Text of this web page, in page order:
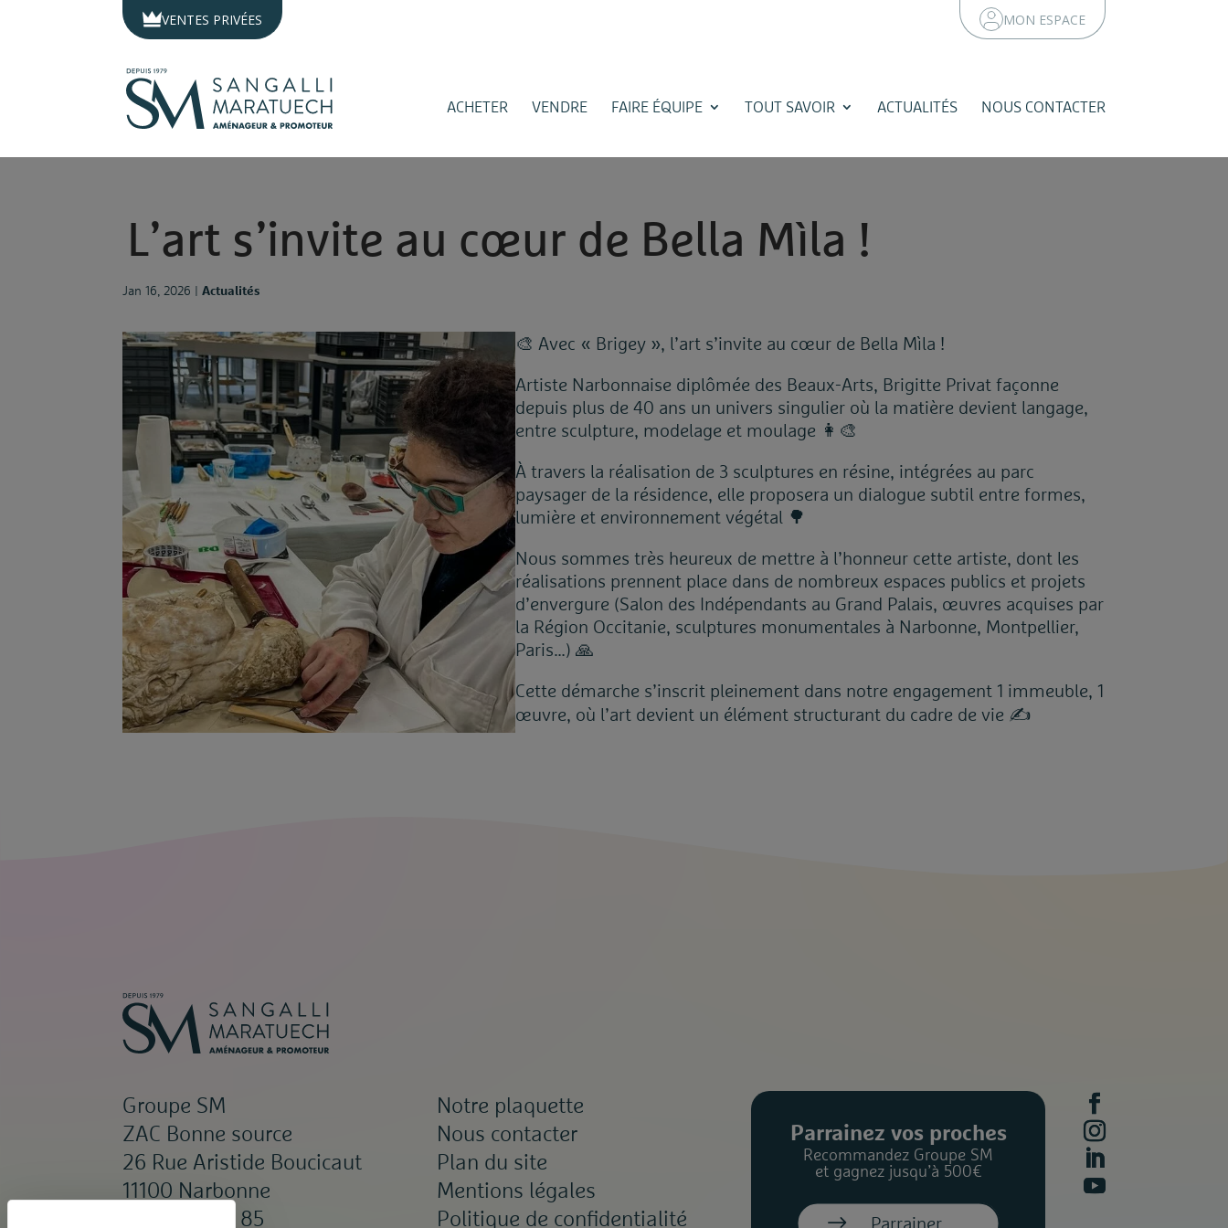
Panneau de gestion des cookiesVENTES PRIVÉES MON ESPACE
ACHETER VENDRE FAIRE ÉQUIPE TOUT SAVOIR ACTUALITÉS NOUS CONTACTER
L’art s’invite au cœur de Bella Mìla !
Jan 16, 2026 |Actualités
🎨 Avec « Brigey », l’art s’invite au cœur de Bella Mìla !
Artiste Narbonnaise diplômée des Beaux-Arts, Brigitte Privat façonne
depuis plus de 40 ans un univers singulier où la matière devient langage,
entre sculpture, modelage et moulage 👩‍🎨
À travers la réalisation de 3 sculptures en résine, intégrées au parc
paysager de la résidence, elle proposera un dialogue subtil entre formes,
lumière et environnement végétal 🌳
Nous sommes très heureux de mettre à l’honneur cette artiste, dont les
réalisations prennent place dans de nombreux espaces publics et projets
d’envergure (Salon des Indépendants au Grand Palais, œuvres acquises par
la Région Occitanie, sculptures monumentales à Narbonne, Montpellier,
Paris…) 🙏
Cette démarche s’inscrit pleinement dans notre engagement 1 immeuble, 1
œuvre, où l’art devient un élément structurant du cadre de vie ✍
Groupe SM
ZAC Bonne source
26 Rue Aristide Boucicaut
11100 Narbonne
04 68 65 85 85
Notre plaquette
Nous contacter
Plan du site
Mentions légales
Politique de confidentialité
Parrainez vos proches
Recommandez Groupe SM
et gagnez jusqu’à 500€
Parrainer